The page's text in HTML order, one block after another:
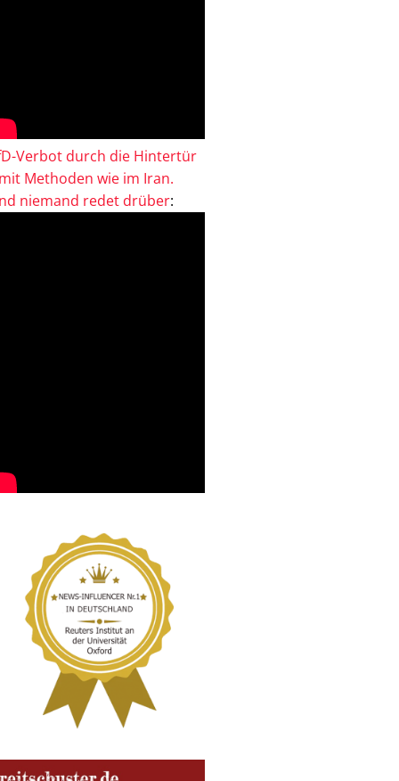
Verbot durch die Hintertür
Methoden wie im Iran.
niemand redet drüber: